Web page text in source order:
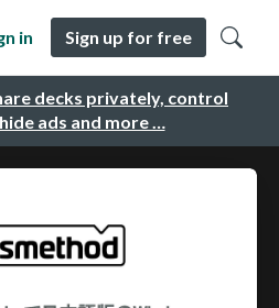
decks privately, control
ads and more …
in Sign up for free